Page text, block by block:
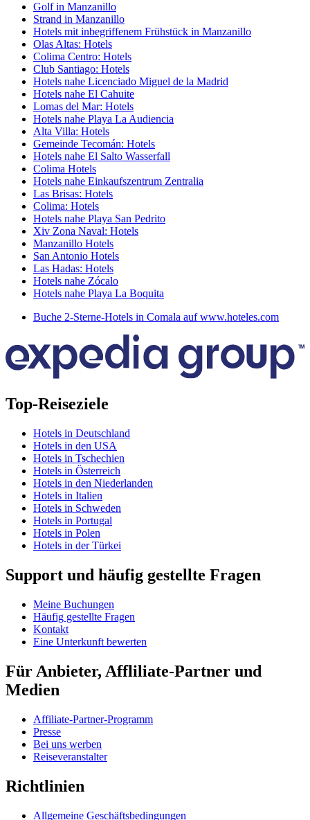
Golf in Manzanillo
Strand in Manzanillo
Hotels mit inbegriffenem Frühstück in Manzanillo
Olas Altas: Hotels
Colima Centro: Hotels
Club Santiago: Hotels
Hotels nahe Licenciado Miguel de la Madrid
Hotels nahe El Cahuite
Lomas del Mar: Hotels
Hotels nahe Playa La Audiencia
Alta Villa: Hotels
Gemeinde Tecomán: Hotels
Hotels nahe El Salto Wasserfall
Colima Hotels
Hotels nahe Einkaufszentrum Zentralia
Las Brisas: Hotels
Colima: Hotels
Hotels nahe Playa San Pedrito
Xiv Zona Naval: Hotels
Manzanillo Hotels
San Antonio Hotels
Las Hadas: Hotels
Hotels nahe Zócalo
Hotels nahe Playa La Boquita
Buche 2-Sterne-Hotels in Comala auf www.hoteles.com
Top-Reiseziele
Hotels in Deutschland
Hotels in den USA
Hotels in Tschechien
Hotels in Österreich
Hotels in den Niederlanden
Hotels in Italien
Hotels in Schweden
Hotels in Portugal
Hotels in Polen
Hotels in der Türkei
Support und häufig gestellte Fragen
Meine Buchungen
Häufig gestellte Fragen
Kontakt
Eine Unterkunft bewerten
Für Anbieter, Affliliate-Partner und
Medien
Affiliate-Partner-Programm
Presse
Bei uns werben
Reiseveranstalter
Richtlinien
Allgemeine Geschäftsbedingungen